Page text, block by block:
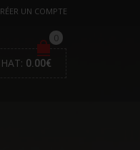
UN COMPTE
0
0.00€